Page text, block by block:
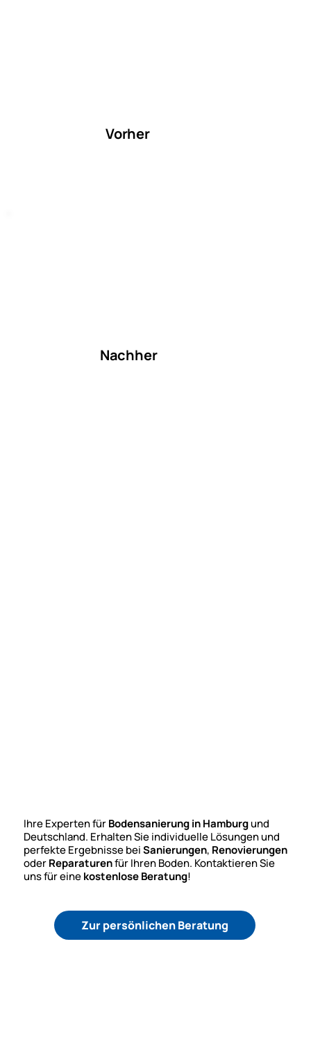
Vorher
Nachher
Ihre Experten fürBodensanierung in Hamburgund
Deutschland. Erhalten Sie individuelle Lösungen und
perfekte Ergebnisse beiSanierungen, Renovierungen
oderReparaturenfür Ihren Boden. Kontaktieren Sie
uns für einekostenlose Beratung!
Zur persönlichen Beratung